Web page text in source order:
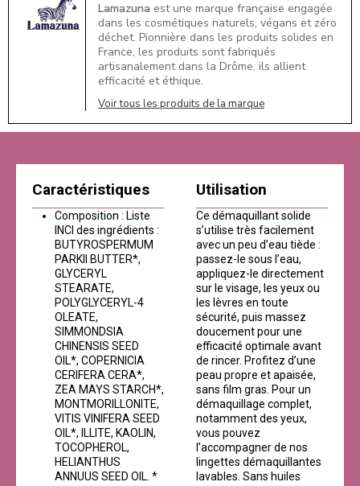
Lamazuna est une marque française engagée
dans les cosmétiques naturels, végans et zéro
déchet. Pionnière dans les produits solides en
France, les produits sont fabriqués
artisanalement dans la Drôme, ils allient
efficacité et éthique.
Voir tous les produits de la marque
Caractéristiques
Composition : Liste
INCI des ingrédients :
BUTYROSPERMUM
PARKII BUTTER*,
GLYCERYL
STEARATE,
POLYGLYCERYL-4
OLEATE,
SIMMONDSIA
CHINENSIS SEED
OIL*, COPERNICIA
CERIFERA CERA*,
ZEA MAYS STARCH*,
MONTMORILLONITE,
VITIS VINIFERA SEED
OIL*, ILLITE, KAOLIN,
TOCOPHEROL,
HELIANTHUS
ANNUUS SEED OIL. *
Utilisation
Ce démaquillant solide
s’utilise très facilement
avec un peu d’eau tiède :
passez-le sous l’eau,
appliquez-le directement
sur le visage, les yeux ou
les lèvres en toute
sécurité, puis massez
doucement pour une
efficacité optimale avant
de rincer. Profitez d’une
peau propre et apaisée,
sans film gras. Pour un
démaquillage complet,
notamment des yeux,
vous pouvez
l’accompagner de nos
lingettes démaquillantes
lavables. Sans huiles